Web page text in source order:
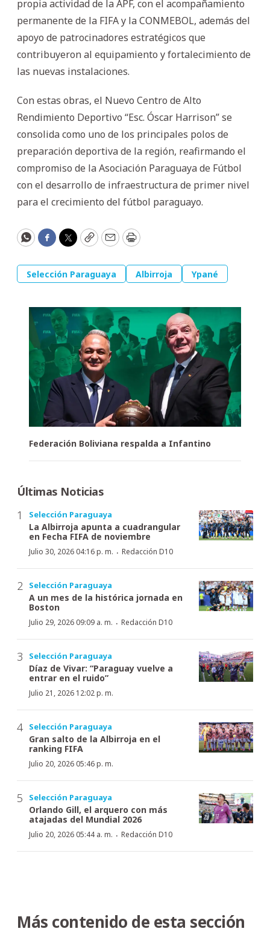
propia actividad de la APF, con el acompañamiento
permanente de la FIFA y la CONMEBOL, además del
apoyo de patrocinadores estratégicos que
contribuyeron al equipamiento y fortalecimiento de
las nuevas instalaciones.
Con estas obras, el Nuevo Centro de Alto
Rendimiento Deportivo “Esc. Óscar Harrison” se
consolida como uno de los principales polos de
preparación deportiva de la región, reafirmando el
compromiso de la Asociación Paraguaya de Fútbol
con el desarrollo de infraestructura de primer nivel
para el crecimiento del fútbol paraguayo.
WhatsApp
Facebook
Twitter
CopyEmailPrint
Selección Paraguaya Albirroja Ypané
Federación Boliviana respalda a Infantino
Últimas Noticias
Selección Paraguaya
La Albirroja apunta a cuadrangular
en Fecha FIFA de noviembre
Julio 30, 2026 04:16 p. m. · Redacción D10
Selección Paraguaya
A un mes de la histórica jornada en
Boston
Julio 29, 2026 09:09 a. m. · Redacción D10
Selección Paraguaya
Díaz de Vivar: “Paraguay vuelve a
entrar en el ruido”
Julio 21, 2026 12:02 p. m.
Selección Paraguaya
Gran salto de la Albirroja en el
ranking FIFA
Julio 20, 2026 05:46 p. m.
Selección Paraguaya
Orlando Gill, el arquero con más
atajadas del Mundial 2026
Julio 20, 2026 05:44 a. m. · Redacción D10
Más contenido de esta sección